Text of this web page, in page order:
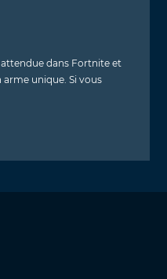
dans Fortnite et
unique. Si vous